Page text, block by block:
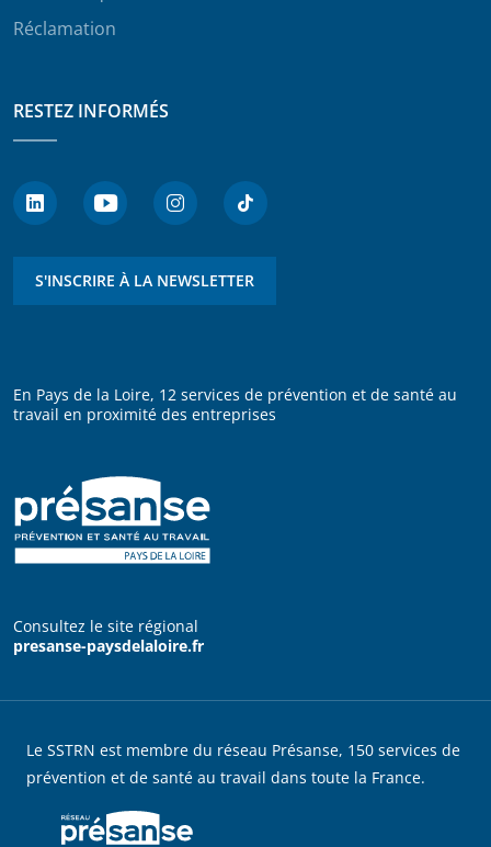
Réclamation
RESTEZ INFORMÉS
S'INSCRIRE À LA NEWSLETTER
En Pays de la Loire, 12 services de prévention et de santé au
travail en proximité des entreprises
Consultez le site régional
presanse-paysdelaloire.fr
Le SSTRN est membre du réseau Présanse, 150 services de
prévention et de santé au travail dans toute la France.